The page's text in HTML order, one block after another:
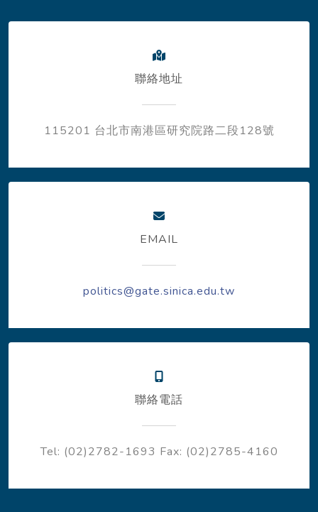
聯絡地址
115201 台北市南港區研究院路二段128號
EMAIL
politics@gate.sinica.edu.tw
聯絡電話
Tel: (02)2782-1693 Fax: (02)2785-4160